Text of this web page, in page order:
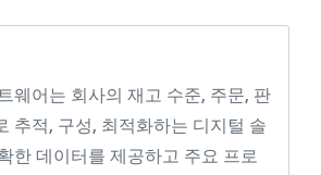
웨어는 회사의 재고 수준, 주문, 판
추적, 구성, 최적화하는 디지털 솔
한 데이터를 제공하고 주요 프로